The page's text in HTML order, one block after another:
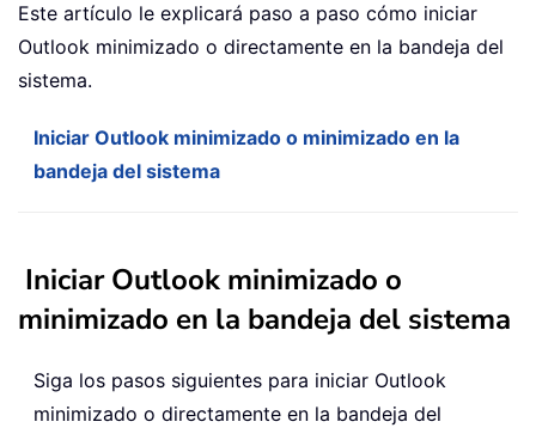
Este artículo le explicará paso a paso cómo iniciar
Outlook minimizado o directamente en la bandeja del
sistema.
Iniciar Outlook minimizado o minimizado en la
bandeja del sistema
Iniciar Outlook minimizado o
minimizado en la bandeja del sistema
Siga los pasos siguientes para iniciar Outlook
minimizado o directamente en la bandeja del